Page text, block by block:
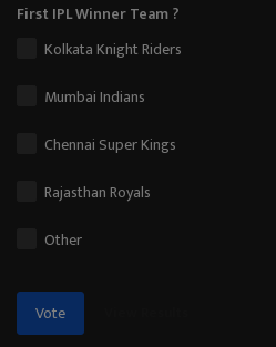
First IPL Winner Team ?
Kolkata Knight Riders
Mumbai Indians
Chennai Super Kings
Rajasthan Royals
Other
Vote